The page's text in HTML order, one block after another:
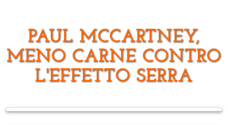
PAUL MCCARTNEY,
MENO CARNE CONTRO
L'EFFETTO SERRA